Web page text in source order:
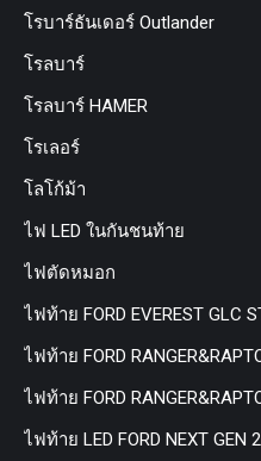
โรบาร์ธันเดอร์ Outlander
โรลบาร์
โรลบาร์ HAMER
โรเลอร์
โลโก้ม้า
ไฟ LED ในกันชนท้าย
ไฟตัดหมอก
ไฟท้าย FORD EVEREST GLC
ไฟท้าย FORD
ไฟท้าย FORD
ไฟท้าย LED FORD NEXT GEN